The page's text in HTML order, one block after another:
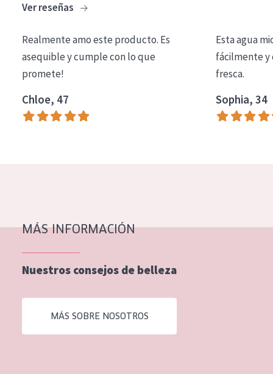
Limpieza
COLECCIÓN
Essentials
Lift+
Piel normal y seca
Piel mixata o grasa
Piel madura
Piel expuesta al sol
Piel menopáusica
Ver reseñas
Realmente amo este producto. Es
asequible y cumple con lo que
promete!
Chloe, 47
Esta agua
fácilmente y
fresca.
Sophia, 34
MÁS INFORMACIÓN
Nuestros consejos de belleza
MÁS SOBRE NOSOTROS